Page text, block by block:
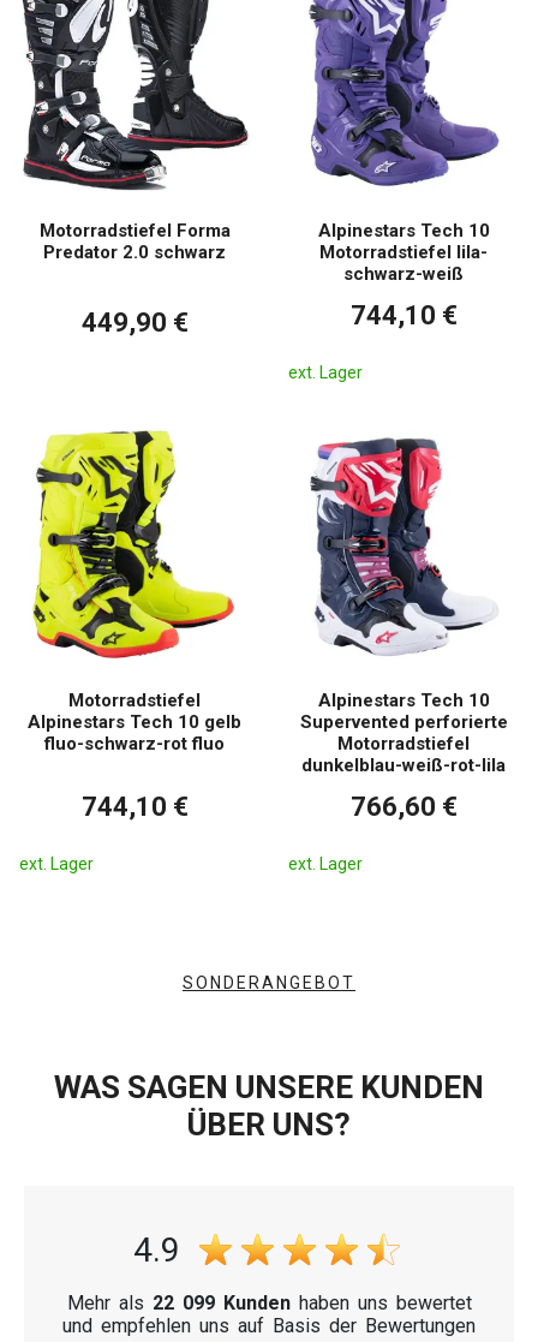
Motorradstiefel Forma
Predator 2.0 schwarz
449,90 €
Alpinestars Tech 10
Motorradstiefel lila-
schwarz-weiß
744,10 €
ext. Lager
Motorradstiefel
Alpinestars Tech 10 gelb
fluo-schwarz-rot fluo
744,10 €
ext. Lager
Alpinestars Tech 10
Supervented perforierte
Motorradstiefel
dunkelblau-weiß-rot-lila
766,60 €
ext. Lager
SONDERANGEBOT
WAS SAGEN UNSERE KUNDEN
ÜBER UNS?
4.9
Mehr als 22 099 Kundenhaben uns bewertet
und empfehlen uns auf Basis der Bewertungen